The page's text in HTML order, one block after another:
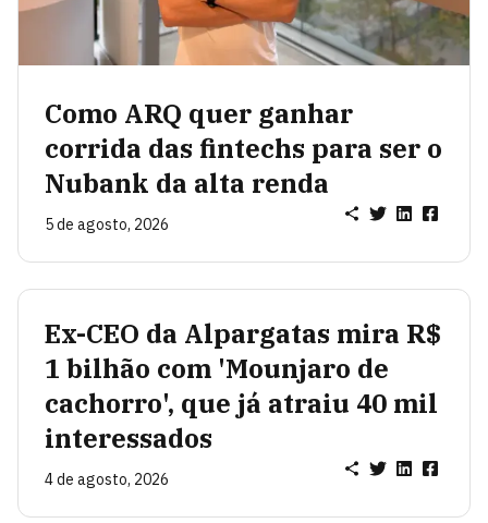
Como ARQ quer ganhar
corrida das fintechs para ser o
Nubank da alta renda
5 de agosto, 2026
Ex-CEO da Alpargatas mira R$
1 bilhão com 'Mounjaro de
cachorro', que já atraiu 40 mil
interessados
4 de agosto, 2026